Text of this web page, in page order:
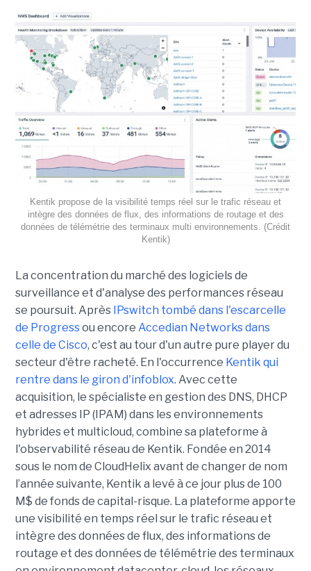
Kentik propose de la visibilité temps réel sur le trafic réseau et
intègre des données de flux, des informations de routage et des
données de télémétrie des terminaux multi environnements. (Crédit
Kentik)
La concentration du marché des logiciels de
surveillance et d'analyse des performances réseau
se poursuit. Après IPswitch tombé dans l'escarcelle
de Progressou encore Accedian Networks dans
celle de Cisco, c'est au tour d'un autre pure player du
secteur d'être racheté. En l'occurrence Kentik qui
rentre dans le giron d'infoblox. Avec cette
acquisition, le spécialiste en gestion des DNS, DHCP
et adresses IP (IPAM) dans les environnements
hybrides et multicloud, combine sa plateforme à
l'observabilité réseau de Kentik. Fondée en 2014
sous le nom de CloudHelix avant de changer de nom
l’année suivante, Kentik a levé à ce jour plus de 100
M$ de fonds de capital-risque. La plateforme apporte
une visibilité en temps réel sur le trafic réseau et
intègre des données de flux, des informations de
routage et des données de télémétrie des terminaux